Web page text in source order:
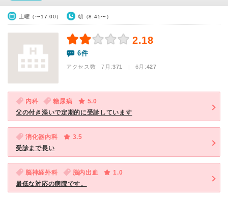
土曜（〜17:00） 朝（8:45〜）
2.18
6件
アクセス数 7月:371 | 6月:427
内科 糖尿病
5.0
父の付き添いで定期的に受診しています
消化器内科
3.5
受診まで長い
脳神経外科 脳内出血
1.0
最低な対応の病院です。